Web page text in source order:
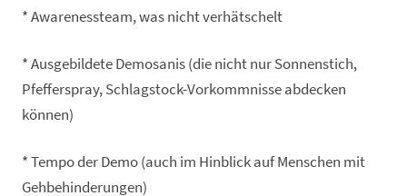
* Awarenessteam, was nicht verhätschelt
* Ausgebildete Demosanis (die nicht nur Sonnenstich,
Pfefferspray, Schlagstock-Vorkommnisse abdecken
können)
* Tempo der Demo (auch im Hinblick auf Menschen mit
Gehbehinderungen)